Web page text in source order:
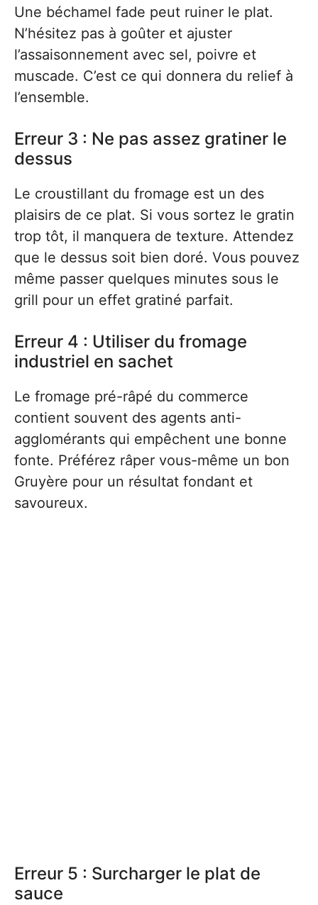
Une béchamel fade peut ruiner le plat.
N’hésitez pas à goûter et ajuster
l’assaisonnement avec sel, poivre et
muscade. C’est ce qui donnera du relief à
l’ensemble.
Erreur 3 : Ne pas assez gratiner le
dessus
Le croustillant du fromage est un des
plaisirs de ce plat. Si vous sortez le gratin
trop tôt, il manquera de texture. Attendez
que le dessus soit bien doré. Vous pouvez
même passer quelques minutes sous le
grill pour un effet gratiné parfait.
Erreur 4 : Utiliser du fromage
industriel en sachet
Le fromage pré-râpé du commerce
contient souvent des agents anti-
agglomérants qui empêchent une bonne
fonte. Préférez râper vous-même un bon
Gruyère pour un résultat fondant et
savoureux.
Erreur 5 : Surcharger le plat de
sauce